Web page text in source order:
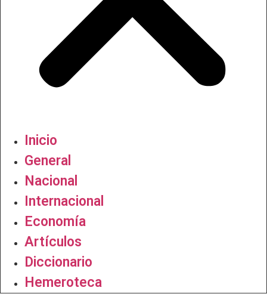
Inicio
General
Nacional
Internacional
Economía
Artículos
Diccionario
Hemeroteca